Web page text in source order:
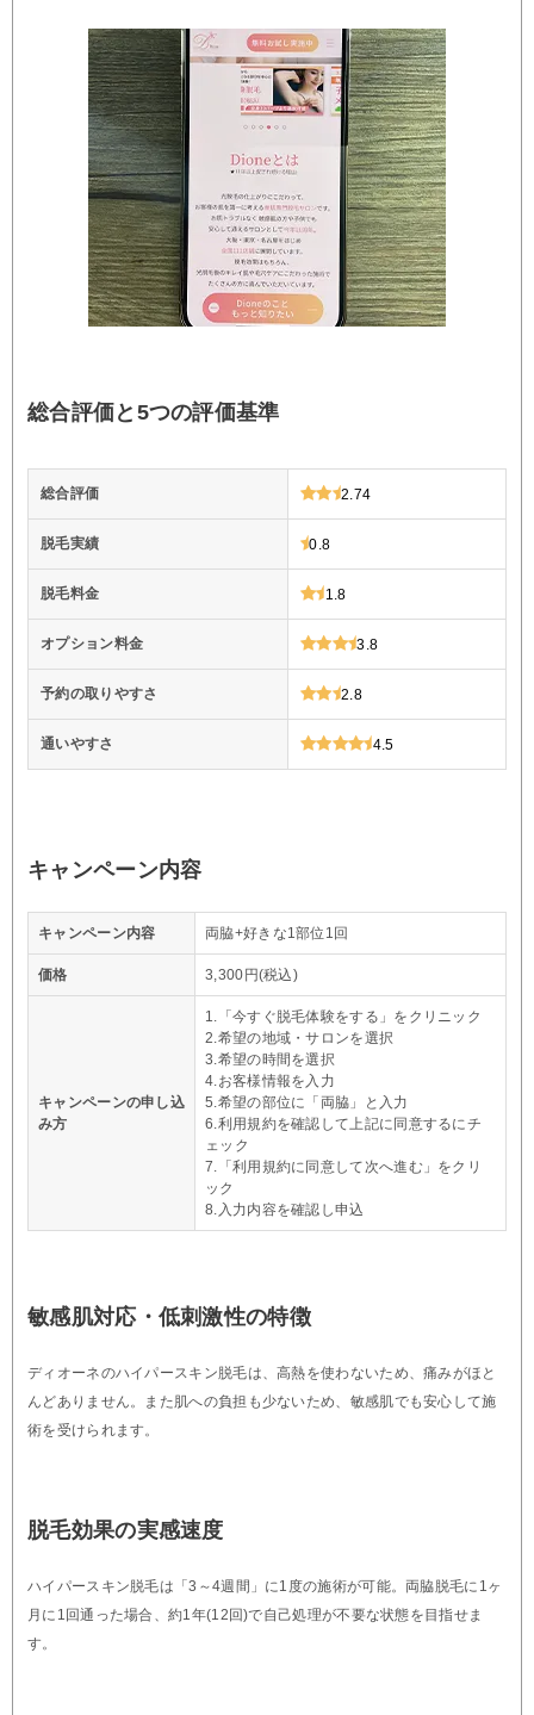
総合評価と5つの評価基準
総合評価 2.74
脱毛実績 0.8
脱毛料金 1.8
オプション料金 3.8
予約の取りやすさ 2.8
通いやすさ 4.5
キャンペーン内容
キャンペーン内容 両脇+好きな1部位1回
価格 3,300円(税込)
キャンペーンの申し込
み方
1.「今すぐ脱毛体験をする」をクリニック
2.希望の地域・サロンを選択
3.希望の時間を選択
4.お客様情報を入力
5.希望の部位に「両脇」と入力
6.利用規約を確認して上記に同意するにチ
ェック
7.「利用規約に同意して次へ進む」をクリ
ック
8.入力内容を確認し申込
敏感肌対応・低刺激性の特徴
ディオーネのハイパースキン脱毛は、高熱を使わないため、痛みがほと
んどありません。また肌への負担も少ないため、敏感肌でも安心して施
術を受けられます。
脱毛効果の実感速度
ハイパースキン脱毛は「3～4週間」に1度の施術が可能。両脇脱毛に1ヶ
月に1回通った場合、約1年(12回)で自己処理が不要な状態を目指せま
す。